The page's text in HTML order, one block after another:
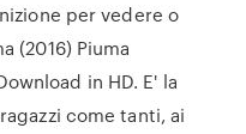
per vedere o
(2016) Piuma
in HD. E' la
come tanti, ai